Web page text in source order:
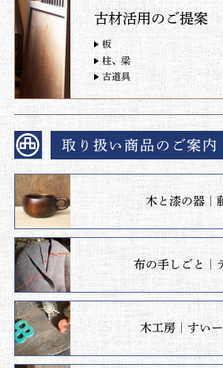
古材活用のご提案
板
柱、梁
古道具
取り扱い商品のご案内
木と漆の器｜
布の手しごと｜
木工房｜すい